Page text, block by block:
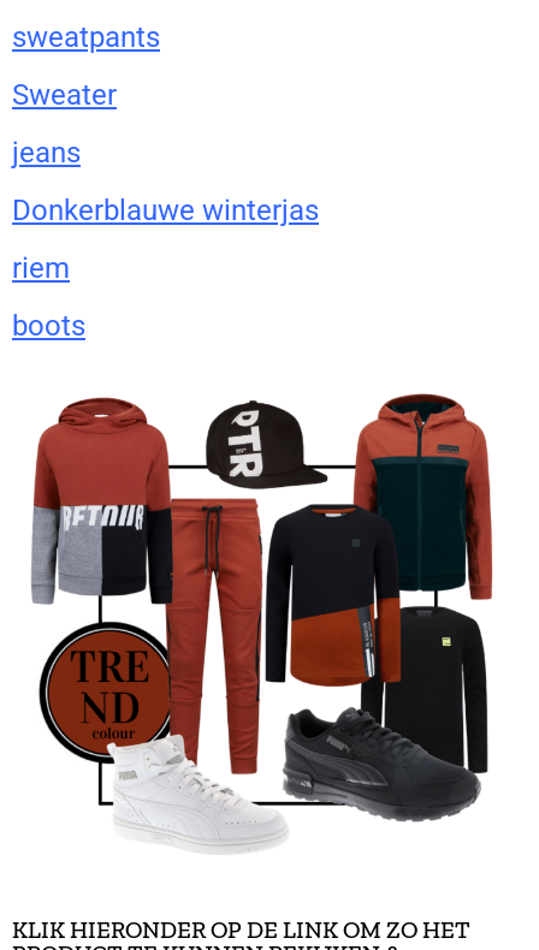
sweatpants
Sweater
jeans
Donkerblauwe winterjas
riem
boots
KLIK HIERONDER OP DE LINK OM ZO HET